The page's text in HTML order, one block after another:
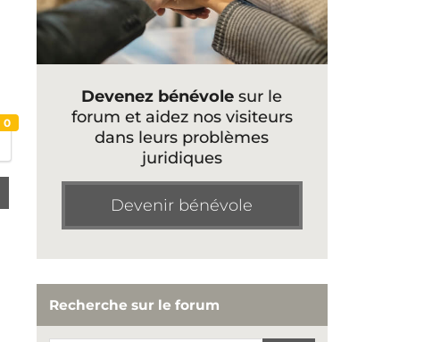
0
Devenez bénévole sur le
forum et aidez nos visiteurs
dans leurs problèmes
juridiques
Devenir bénévole
Recherche sur le forum